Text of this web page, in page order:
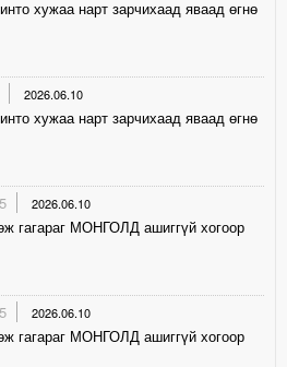
хужаа нарт зарчихаад яваад өгнө
2026.06.10
хужаа нарт зарчихаад яваад өгнө
2026.06.10
гагараг МОНГОЛД ашиггүй хогоор
2026.06.10
гагараг МОНГОЛД ашиггүй хогоор